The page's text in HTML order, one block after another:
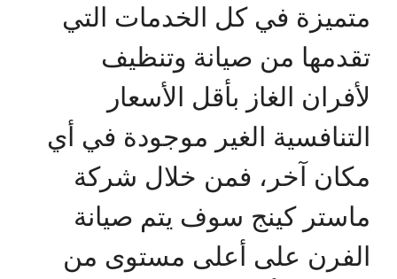
متميزة في كل الخدمات التي
تقدمها من صيانة وتنظيف
لأفران الغاز بأقل الأسعار
التنافسية الغير موجودة في أي
مكان آخر، فمن خلال شركة
ماستر كينج سوف يتم صيانة
الفرن على أعلى مستوى من